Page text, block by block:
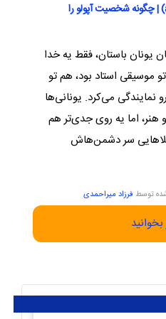
آرکتایپ آپولو (apolo archetype) | چگونه شخصیت آپولو را
یونان باستان، فقط یه خدا
موسیقی استاد بود، هم تو
نمایندگی می‌کرد. یونانی‌ها
اما یه روی جدی‌تر هم
سر دشمن‌هاش
توسط فرزاد میراحمدی